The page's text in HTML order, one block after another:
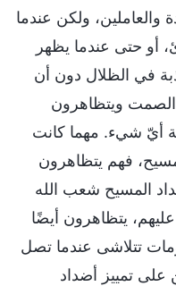
والعاملين، ولكن عندما
أو حتى عندما يظهر
في الظلال دون أن
الصمت ويتظاهرون
أيّ شيء. مهما كانت
فهم يتظاهرون
المسيح شعب الله
يتظاهرون أيضًا
تتلاشى عندما تصل
على تمييز أضداد